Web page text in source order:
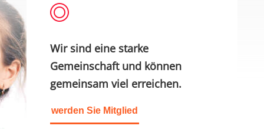
Wir sind eine starke
Gemeinschaft und können
gemeinsam viel erreichen.
werden Sie Mitglied